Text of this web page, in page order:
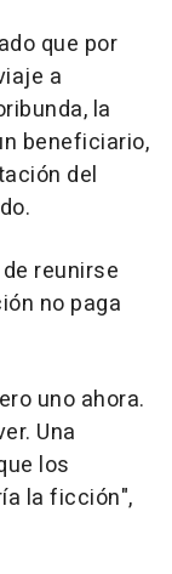
que por
a
la
beneficiario,
del
reunirse
no paga
uno ahora.
Una
los
la ficción",